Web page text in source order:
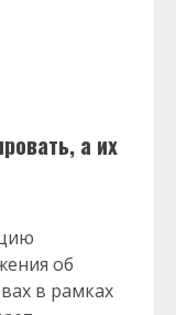
а их
об
в рамках